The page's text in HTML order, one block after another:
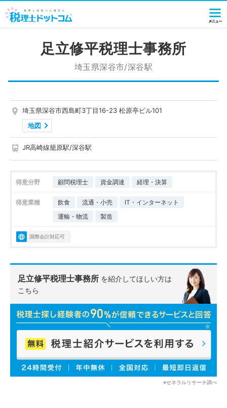
足立修平税理士事務所
埼玉県深谷市/深谷駅
埼玉県深谷市西島町3丁目16-23 松原亭ビル101
地図
JR高崎線籠原駅/深谷駅
得意分野 顧問税理士 資金調達 経理・決算
得意業種 飲食 流通・小売
IT・インターネット
運輸・物流
製造
国際会計対応可
足立修平税理士事務所 を紹介してほしい方は
こちら
※ゼネラルリサーチ調べ